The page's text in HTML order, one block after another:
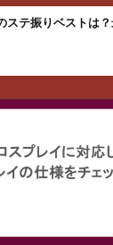
ステ振りベストは